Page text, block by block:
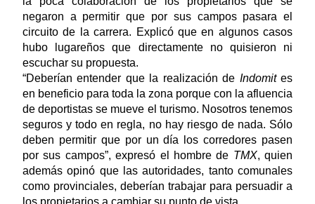
negaron a permitir que por sus campos pasara el
circuito de la carrera. Explicó que en algunos casos
hubo lugareños que directamente no quisieron ni
escuchar su propuesta.
“Deberían entender que la realización de Indomites
en beneficio para toda la zona porque con la afluencia
de deportistas se mueve el turismo. Nosotros tenemos
seguros y todo en regla, no hay riesgo de nada. Sólo
deben permitir que por un día los corredores pasen
por sus campos”, expresó el hombre de TMX, quien
además opinó que las autoridades, tanto comunales
como provinciales, deberían trabajar para persuadir a
los propietarios a cambiar su punto de vista.